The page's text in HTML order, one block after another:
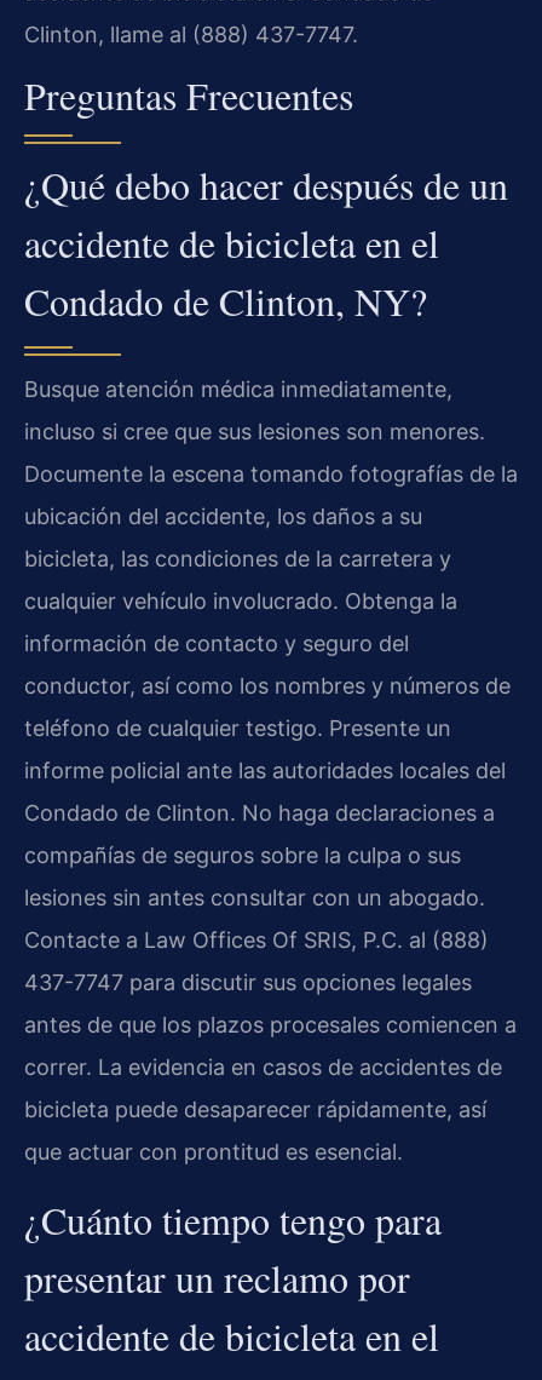
Clinton, llame al (888) 437-7747.
Preguntas Frecuentes
¿Qué debo hacer después de un
accidente de bicicleta en el
Condado de Clinton, NY?
Busque atención médica inmediatamente,
incluso si cree que sus lesiones son menores.
Documente la escena tomando fotografías de la
ubicación del accidente, los daños a su
bicicleta, las condiciones de la carretera y
cualquier vehículo involucrado. Obtenga la
información de contacto y seguro del
conductor, así como los nombres y números de
teléfono de cualquier testigo. Presente un
informe policial ante las autoridades locales del
Condado de Clinton. No haga declaraciones a
compañías de seguros sobre la culpa o sus
lesiones sin antes consultar con un abogado.
Contacte a Law Offices Of SRIS, P.C. al (888)
437-7747 para discutir sus opciones legales
antes de que los plazos procesales comiencen a
correr. La evidencia en casos de accidentes de
bicicleta puede desaparecer rápidamente, así
que actuar con prontitud es esencial.
¿Cuánto tiempo tengo para
presentar un reclamo por
accidente de bicicleta en el